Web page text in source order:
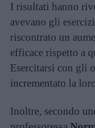
I risultati hanno
avevano gli
riscontrato un
efficace rispetto a
Esercitarsi con gli
incrementato la
Inoltre, secondo